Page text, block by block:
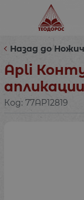
Назад до
Apli
Код: 77AP12819